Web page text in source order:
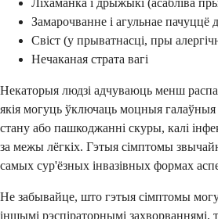
Замарочванне і агульнае пачуццё
Свіст (у прыватнасці, пры
Нечаканая страта вагі
Некаторыя людзі адчуваюць менш
якія могуць ўключаць моцныя галаўныя
стану або пашкоджанні скуры, калі
за межы лёгкіх. Гэтыя сімптомы
самых сур'ёзных інвазівных формах
Не забывайце, што гэтыя сімптомы
іншымі рэспіраторнымі захворваннямі,